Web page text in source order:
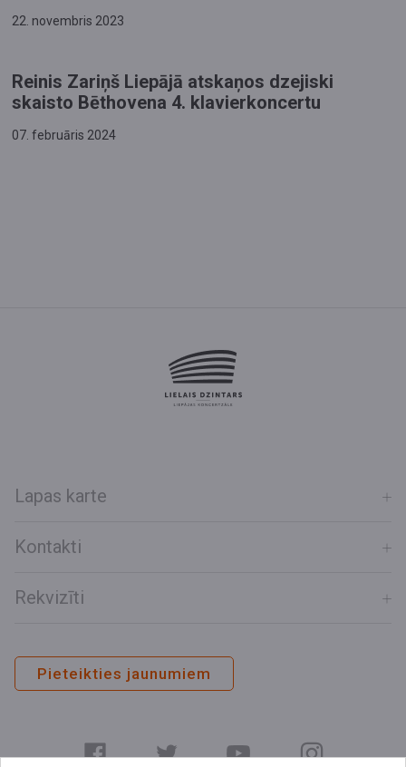
22. novembris 2023
Reinis Zariņš Liepājā atskaņos dzejiski
skaisto Bēthovena 4. klavierkoncertu
07. februāris 2024
Lapas karte
Kontakti
Rekvizīti
Pieteikties jaunumiem